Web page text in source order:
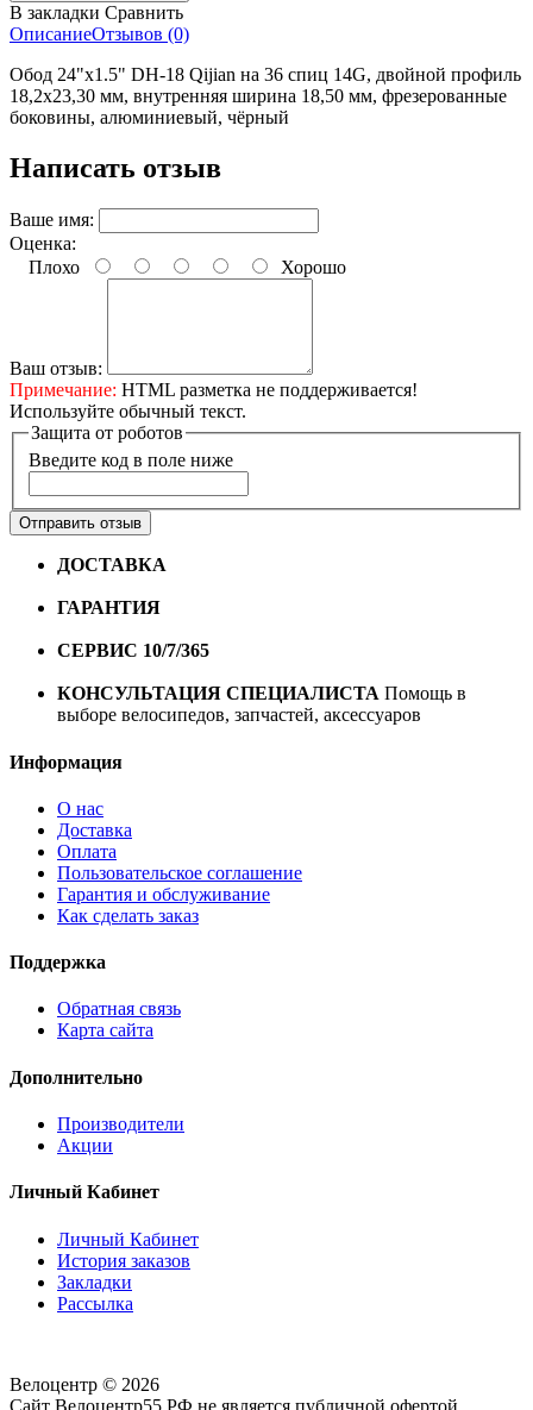
В закладки Сравнить
ОписаниеОтзывов (0)
Обод 24"x1.5" DH-18 Qijian на 36 спиц 14G, двойной профиль
18,2х23,30 мм, внутренняя ширина 18,50 мм, фрезерованные
боковины, алюминиевый, чёрный
Написать отзыв
Ваше имя:
Оценка:
Плохо
Хорошо
Ваш отзыв:
Примечание: HTML разметка не поддерживается!
Используйте обычный текст.
Защита от роботов
Введите код в поле ниже
Отправить отзыв
ДОСТАВКА
ГАРАНТИЯ
СЕРВИС 10/7/365
КОНСУЛЬТАЦИЯ СПЕЦИАЛИСТА Помощь в
выборе велосипедов, запчастей, аксессуаров
Информация
О нас
Доставка
Оплата
Пользовательское соглашение
Гарантия и обслуживание
Как сделать заказ
Поддержка
Обратная связь
Карта сайта
Дополнительно
Производители
Акции
Личный Кабинет
Личный Кабинет
История заказов
Закладки
Рассылка
Велоцентр © 2026
Сайт Велоцентр55.РФ не является публичной офертой.